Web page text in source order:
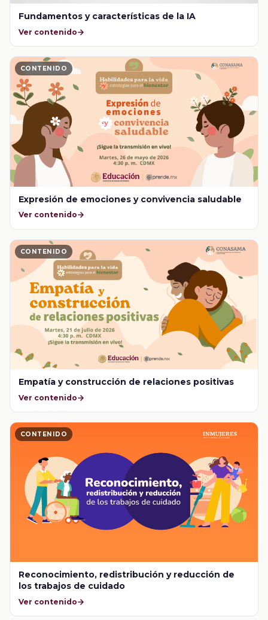
Fundamentos y características de la IA
Ver contenido
CONTENIDO
Expresión de emociones y convivencia saludable
Ver contenido
CONTENIDO
Empatía y construcción de relaciones positivas
Ver contenido
CONTENIDO
Reconocimiento, redistribución y reducción de
los trabajos de cuidado
Ver contenido